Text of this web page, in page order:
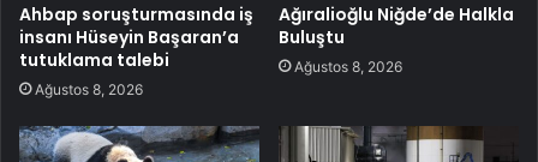
Ahbap soruşturmasında iş
insanı Hüseyin Başaran’a
tutuklama talebi
Ağustos 8, 2026
Ağıralioğlu Niğde’de Halkla
Buluştu
Ağustos 8, 2026